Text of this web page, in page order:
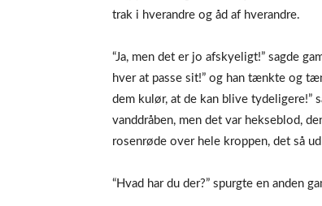
trak i hverandre og åd af hverandre.
“Ja, men det er jo afskyeligt!” sagde
hver at passe sit!” og han tænkte og
dem kulør, at de kan blive tydeligere!”
vanddråben, men det var hekseblod,
rosenrøde over hele kroppen, det så
“Hvad har du der?” spurgte en anden